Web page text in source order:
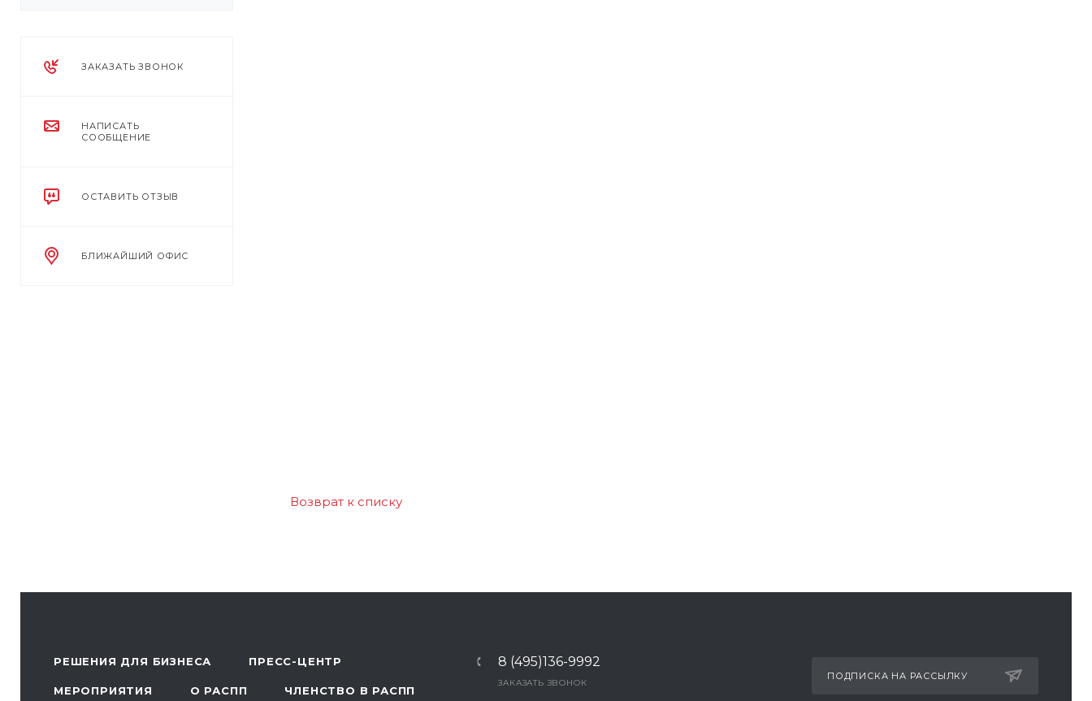
ЗАКАЗАТЬ ЗВОНОК
НАПИСАТЬ
СООБЩЕНИЕ
ОСТАВИТЬ ОТЗЫВ
БЛИЖАЙШИЙ ОФИС
Возврат к списку
РЕШЕНИЯ ДЛЯ БИЗНЕСА ПРЕСС-ЦЕНТР
МЕРОПРИЯТИЯ О РАСПП ЧЛЕНСТВО В РАСПП
8 (495)136-9992
ЗАКАЗАТЬ ЗВОНОК
ПОДПИСКА НА РАССЫЛКУ